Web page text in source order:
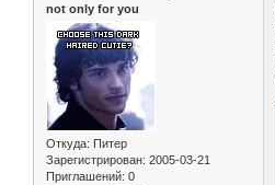
not only for you
Откуда: Питер
Зарегистрирован: 2005-03-21
Приглашений: 0